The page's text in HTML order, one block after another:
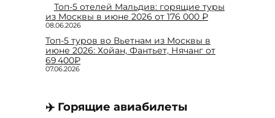
Топ-5 отелей Мальдив: горящие туры
из Москвы в июне 2026 от 176 000 ₽
08.06.2026
Топ-5 туров во Вьетнам из Москвы в
июне 2026: Хойан, Фантьет, Нячанг от
69 400₽
07.06.2026
✈️ Горящие авиабилеты